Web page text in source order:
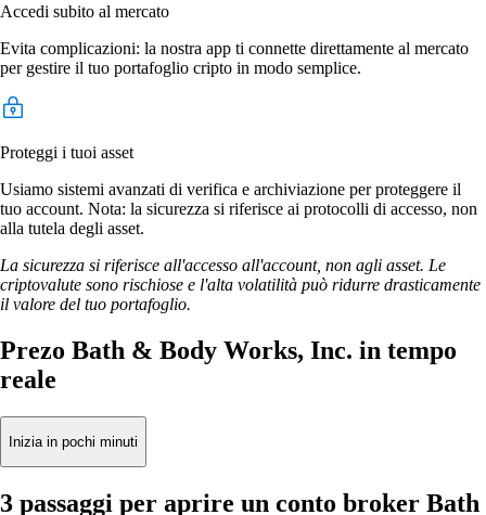
Accedi subito al mercato
Evita complicazioni: la nostra app ti connette direttamente al mercato
per gestire il tuo portafoglio cripto in modo semplice.
Proteggi i tuoi asset
Usiamo sistemi avanzati di verifica e archiviazione per proteggere il
tuo account. Nota: la sicurezza si riferisce ai protocolli di accesso, non
alla tutela degli asset.
La sicurezza si riferisce all'accesso all'account, non agli asset. Le
criptovalute sono rischiose e l'alta volatilità può ridurre drasticamente
il valore del tuo portafoglio.
Prezo Bath & Body Works, Inc. in tempo
reale
Inizia in pochi minuti
3 passaggi per aprire un conto broker Bath